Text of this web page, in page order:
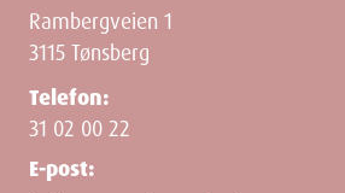
Rambergveien 1
3115 Tønsberg
Telefon:
31 02 00 22
E-post: